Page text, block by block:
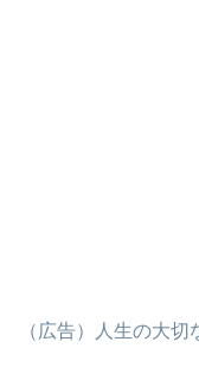
（広告）人生の大